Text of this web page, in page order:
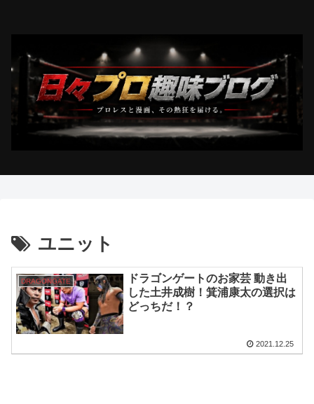
ユニット
DRAGONGATE
ドラゴンゲートのお家芸 動き出
した土井成樹！箕浦康太の選択は
どっちだ！？
2021.12.25